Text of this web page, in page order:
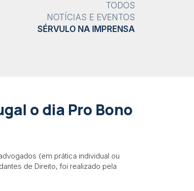
TODOS
NOTÍCIAS E EVENTOS
SÉRVULO NA IMPRENSA
o dia Pro Bono
(em prática individual ou
de Direito, foi realizado pela